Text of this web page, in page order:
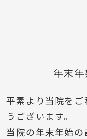
年末
平素より当院をご
うございます。
当院の年末年始